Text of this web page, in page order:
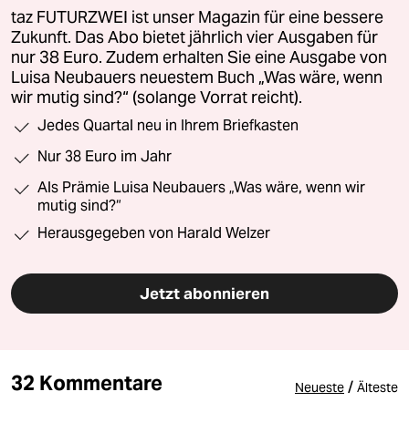
taz FUTURZWEI ist unser Magazin für eine bessere
Zukunft. Das Abo bietet jährlich vier Ausgaben für
nur 38 Euro. Zudem erhalten Sie eine Ausgabe von
Luisa Neubauers neuestem Buch „Was wäre, wenn
wir mutig sind?“ (solange Vorrat reicht).
Jedes Quartal neu in Ihrem Briefkasten
Nur 38 Euro im Jahr
Als Prämie Luisa Neubauers „Was wäre, wenn wir
mutig sind?“
Herausgegeben von Harald Welzer
Jetzt abonnieren
32 Kommentare Neueste / Älteste